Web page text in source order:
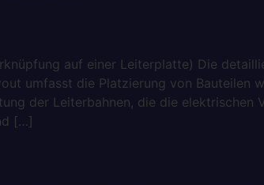
auf einer Leiterplatte) Die
umfasst die Platzierung von Bauteilen
der Leiterbahnen, die die elektrischen
[…]